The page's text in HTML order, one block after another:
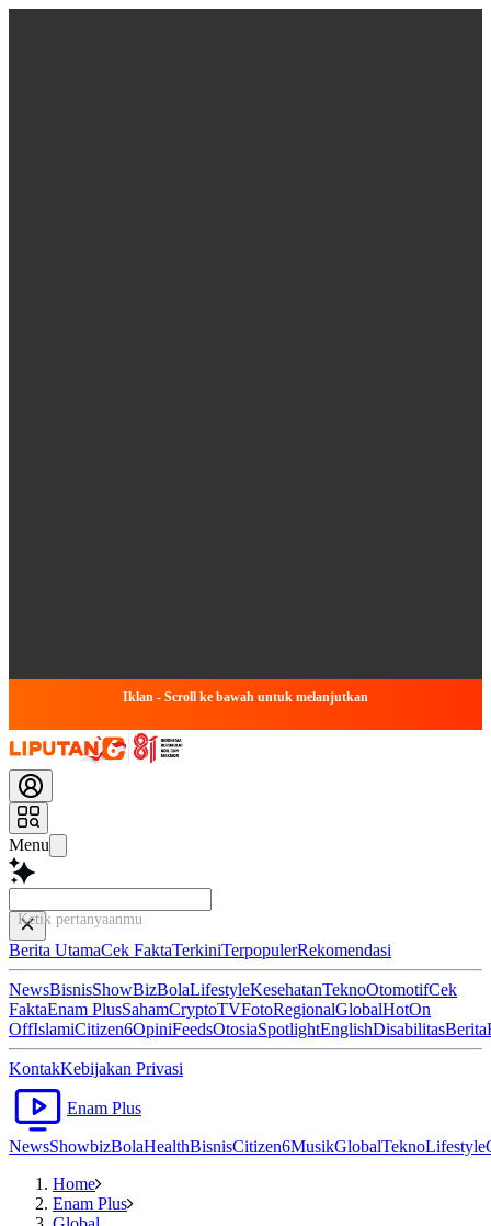
Iklan - Scroll ke bawah untuk melanjutkan
Menu
Ketik pertanyaanmu di si
Berita UtamaCek FaktaTerkiniTerpopulerRekomendasi
NewsBisnisShowBizBolaLifestyleKesehatanTeknoOtomotifCek
FaktaEnam PlusSahamCryptoTVFotoRegionalGlobalHotOn
OffIslamiCitizen6OpiniFeedsOtosiaSpotlightEnglishDisabilitasBerita
KontakKebijakan Privasi
Enam Plus
NewsShowbizBolaHealthBisnisCitizen6MusikGlobalTeknoLifestyle
Home
Enam Plus